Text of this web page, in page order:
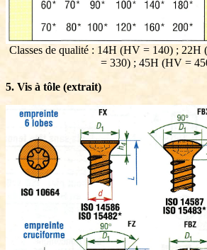
Classes de qualité : 14H (HV = 140) ;
= 330) ; 45H (HV =
5. Vis à tôle (extrait)